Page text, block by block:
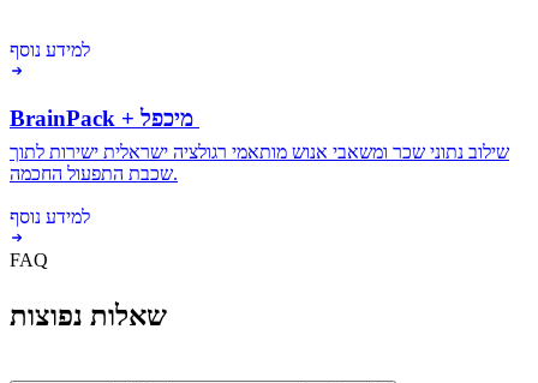
למידע נוסף
שילוב נתוני שכר ומשאבי אנוש מותאמי רגולציה ישראלית ישירות לתוך
שכבת התפעול החכמה.
למידע נוסף
FAQ
שאלות נפוצות